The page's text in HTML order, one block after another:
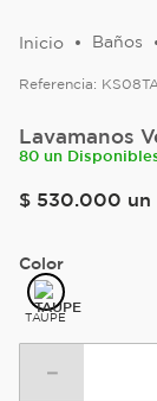
Baños
Referencia:
Lavamanos
80 un
$ 530.000 un
Color
TAUPE
－